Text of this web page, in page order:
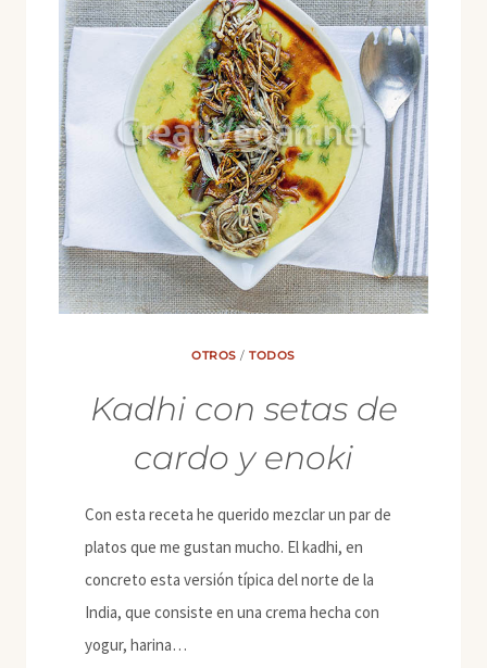
OTROS /TODOS
Kadhi con setas de
cardo y enoki
Con esta receta he querido mezclar un par de
platos que me gustan mucho. El kadhi, en
concreto esta versión típica del norte de la
India, que consiste en una crema hecha con
yogur, harina…